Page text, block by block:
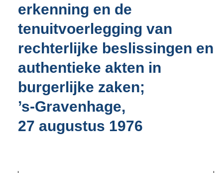
b
erkenning en de
tenuitvoerlegging van
rechterlijke beslissingen en
authentieke akten in
burgerlijke zaken;
’s-Gravenhage,
27 augustus 1976